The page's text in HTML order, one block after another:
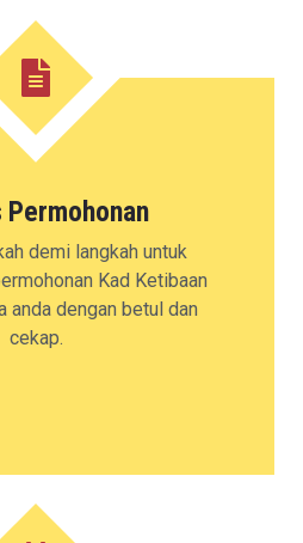
demi langkah untuk
Kad Ketibaan
anda dengan betul dan
cekap.